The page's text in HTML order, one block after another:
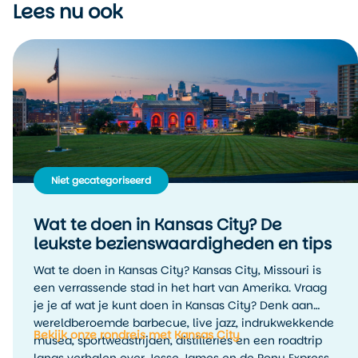
Lees nu ook
Niet gecategoriseerd
Wat te doen in Kansas City? De
leukste bezienswaardigheden en tips
Wat te doen in Kansas City? Kansas City, Missouri is
een verrassende stad in het hart van Amerika. Vraag
je je af wat je kunt doen in Kansas City? Denk aan
wereldberoemde barbecue, live jazz, indrukwekkende
musea, sportwedstrijden, distilleries en een roadtrip
Bekijk onze rondreis met Kansas City